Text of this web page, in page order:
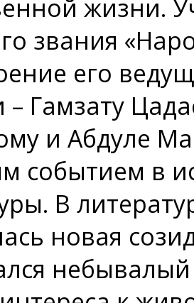
жизни.
звания
его
Гамзату
и Абдуле
событием в
В
новая